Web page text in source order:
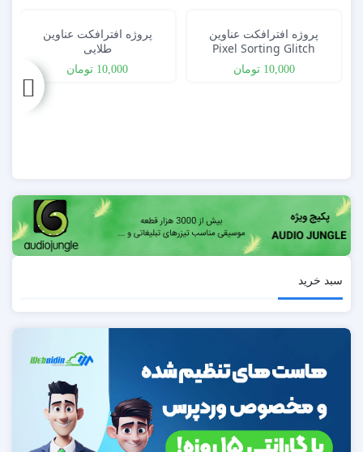
پروژه افترافکت عناوین
Pixel Sorting Glitch
Titles
10,000 تومان
پروژه افترافکت عناوین
طلایی
10,000 تومان
سبد خرید